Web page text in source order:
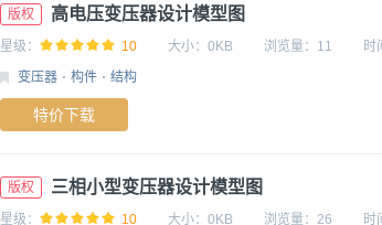
版权 高电压变压器设计模型图
星级： 10 大小： 0KB 浏览量： 11 时
变压器
构件 结构
特价下载
版权 三相小型变压器设计模型图
星级： 10 大小： 0KB 浏览量： 26 时